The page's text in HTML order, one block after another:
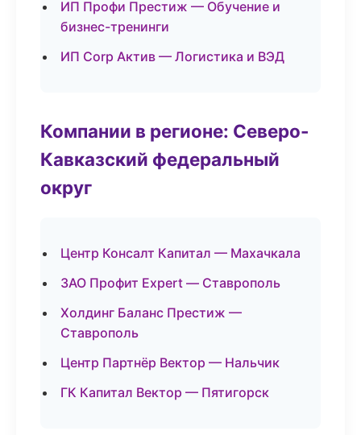
ИП Профи Престиж — Обучение и
бизнес-тренинги
ИП Corp Актив — Логистика и ВЭД
Компании в регионе: Северо-
Кавказский федеральный
округ
Центр Консалт Капитал — Махачкала
ЗАО Профит Expert — Ставрополь
Холдинг Баланс Престиж —
Ставрополь
Центр Партнёр Вектор — Нальчик
ГК Капитал Вектор — Пятигорск